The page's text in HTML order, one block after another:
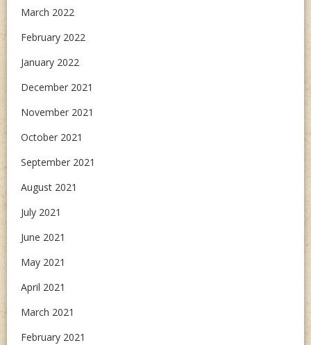
March 2022
February 2022
January 2022
December 2021
November 2021
October 2021
September 2021
August 2021
July 2021
June 2021
May 2021
April 2021
March 2021
February 2021